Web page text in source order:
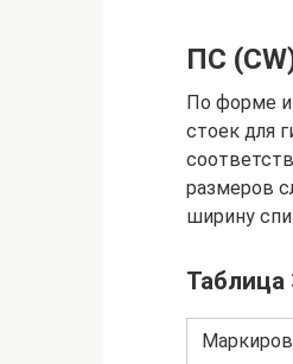
ПС
По форме
стоек для
размеров
ширину
Таблица